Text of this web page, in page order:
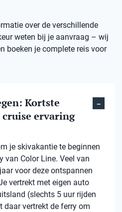
over de verschillende
weten bij je aanvraag – wij
boeken je complete reis voor
Kortste
ervaring
je skivakantie te beginnen
van Color Line. Veel van
voor deze ontspannen
vertrekt met eigen auto
(slechts 5 uur rijden
daar vertrekt de ferry om